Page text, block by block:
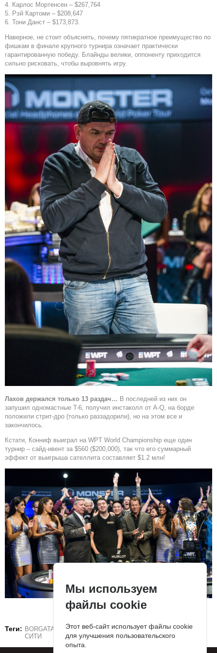
4. Карлос Мортенсен – $267,764
5. Рэй Картоми – $208,647
6. Тони Данст – $173,873.
Наверное, не стоит объяснять, почему пятикратное преимущество по
фишкам в финале крупного турнира означает практически
гарантированную победу. Блайнды велики, оппоненту приходится
сильно рисковать, чтобы выровнять игру.
Лахов держался только 13 раздач… В последней из них он
запушил одномастные T-6, получил инстаколл от A-Q, на борде
положили стрит-дро (только раззадорили), но на этом все и
закончилось.
Кстати, Конниф выиграл на WPT World Championship еще один
турнир – сайд-ивент за $560 ($200,000), так что его суммарный
эффект от выигрыша сателлита составляет $1.2 млн!
Теги: BORGATA WPT АЛЕКСАНДР ЛАХОВ АТЛАНТИК-
СИТИ
Мы используем
файлы cookie
Этот веб-сайт использует файлы cookie
для улучшения пользовательского
опыта.